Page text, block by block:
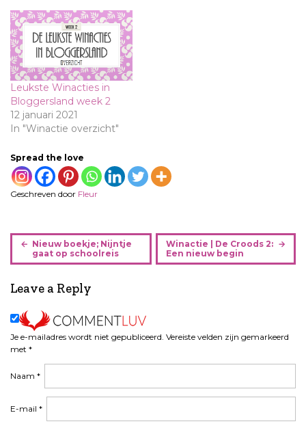
Leukste Winacties in
Bloggersland week 2
12 januari 2021
In "Winactie overzicht"
Spread the love
Geschreven door Fleur
B
r
i
h
n
v
g
Nieuw boekje; Nijntje
gaat op schoolreis
Winactie | De Croods 2:
Een nieuw begin
Leave a Reply
Je e-mailadres wordt niet gepubliceerd. Vereiste velden zijn gemarkeerd
met *
Naam *
E-mail *